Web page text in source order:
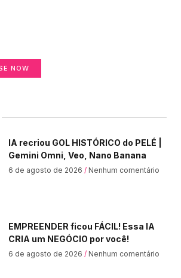
NOW
IA recriou GOL HISTÓRICO do PELÉ |
Gemini Omni, Veo, Nano Banana
6 de agosto de 2026 Nenhum comentário
EMPREENDER ficou FÁCIL! Essa IA
CRIA um NEGÓCIO por você!
6 de agosto de 2026 Nenhum comentário